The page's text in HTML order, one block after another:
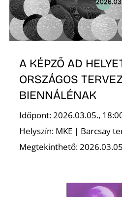
A KÉPZŐ AD
ORSZÁGOS
BIENNÁLÉNAK
Időpont: 2026.03.05.,
Helyszín: MKE | Barcsay
Megtekinthető: